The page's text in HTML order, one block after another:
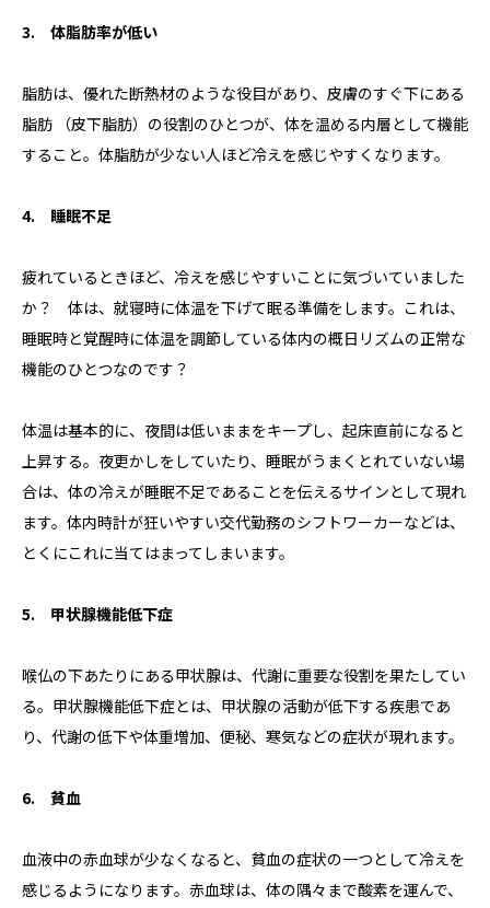
3. 体脂肪率が低い
脂肪は、優れた断熱材のような役目があり、皮膚のすぐ下にある
脂肪 （皮下脂肪）の役割のひとつが、体を温める内層として機能
すること。体脂肪が少ない人ほど冷えを感じやすくなります。
4. 睡眠不足
疲れているときほど、冷えを感じやすいことに気づいていました
か？ 体は、就寝時に体温を下げて眠る準備をします。これは、
睡眠時と覚醒時に体温を調節している体内の概日リズムの正常な
機能のひとつなのです？
体温は基本的に、夜間は低いままをキープし、起床直前になると
上昇する。夜更かしをしていたり、睡眠がうまくとれていない場
合は、体の冷えが睡眠不足であることを伝えるサインとして現れ
ます。体内時計が狂いやすい交代勤務のシフトワーカーなどは、
とくにこれに当てはまってしまいます。
5. 甲状腺機能低下症
喉仏の下あたりにある甲状腺は、代謝に重要な役割を果たしてい
る。甲状腺機能低下症とは、甲状腺の活動が低下する疾患であ
り、代謝の低下や体重増加、便秘、寒気などの症状が現れます。
6. 貧血
血液中の赤血球が少なくなると、貧血の症状の一つとして冷えを
感じるようになります。赤血球は、体の隅々まで酸素を運んで、